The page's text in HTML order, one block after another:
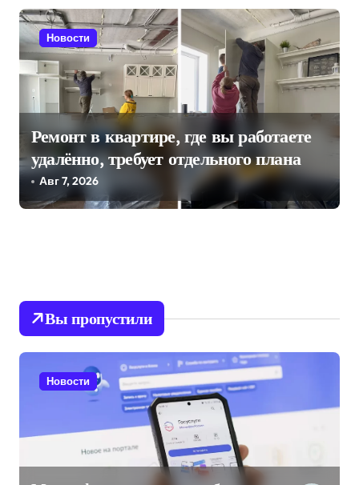
Новости
Ремонт в квартире, где вы работаете
удалённо, требует отдельного плана
Авг 7, 2026
Вы пропустили
Новости